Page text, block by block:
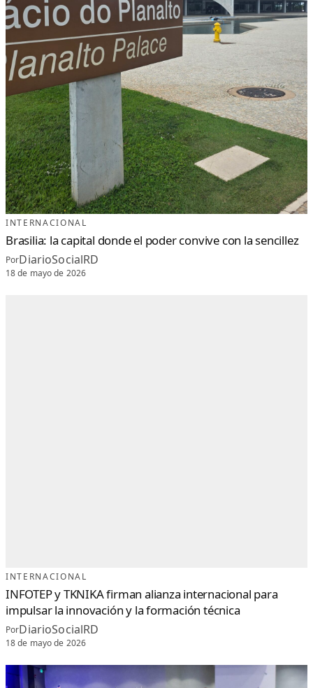
INTERNACIONAL
Brasilia: la capital donde el poder convive con la sencillez
PorDiarioSocialRD
18 de mayo de 2026
INTERNACIONAL
INFOTEP y TKNIKA firman alianza internacional para
impulsar la innovación y la formación técnica
PorDiarioSocialRD
18 de mayo de 2026